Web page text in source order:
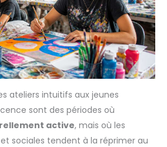
ateliers intuitifs aux jeunes
sont des périodes où
active, mais où les
sociales tendent à la réprimer au